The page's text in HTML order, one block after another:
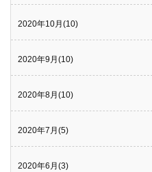
2020年10月(10)
2020年9月(10)
2020年8月(10)
2020年7月(5)
2020年6月(3)